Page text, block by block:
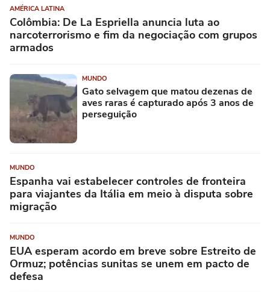
AMÉRICA LATINA
Colômbia: De La Espriella anuncia luta ao
narcoterrorismo e fim da negociação com grupos
armados
MUNDO
Gato selvagem que matou dezenas de
aves raras é capturado após 3 anos de
perseguição
MUNDO
Espanha vai estabelecer controles de fronteira
para viajantes da Itália em meio à disputa sobre
migração
MUNDO
EUA esperam acordo em breve sobre Estreito de
Ormuz; potências sunitas se unem em pacto de
defesa